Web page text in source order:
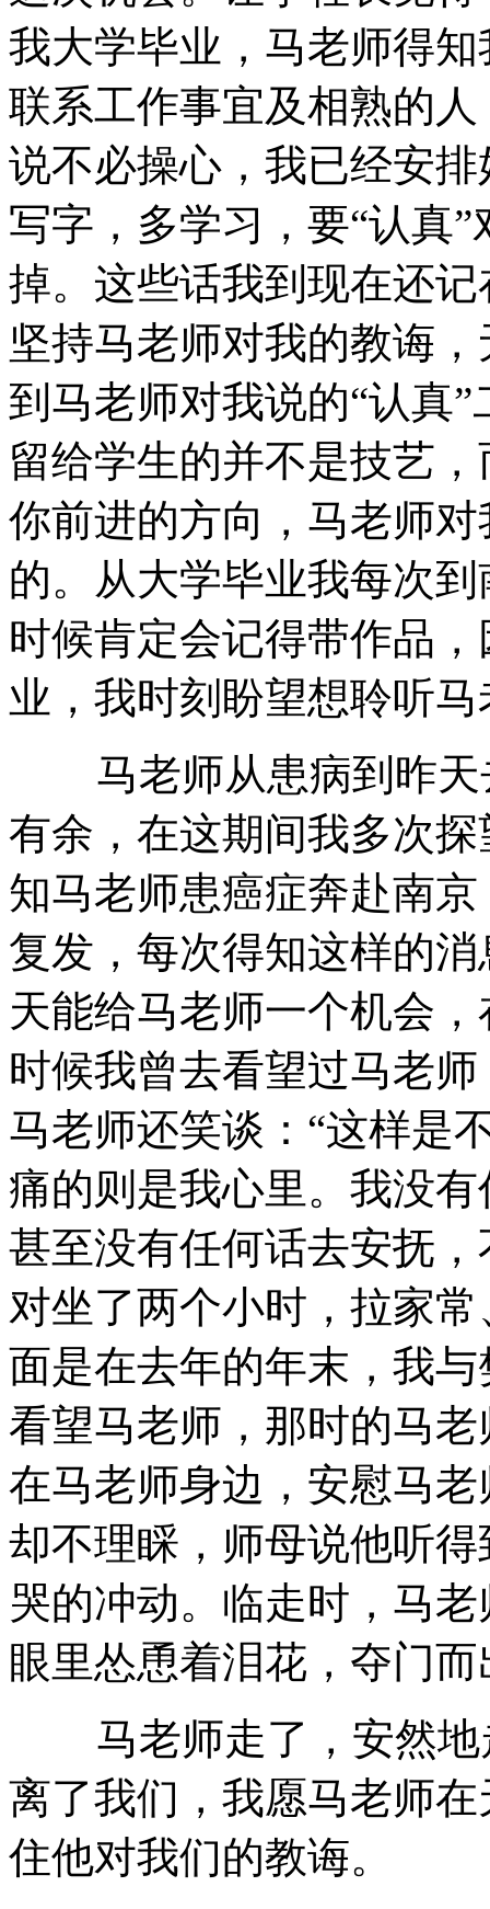
我大学毕业，马老师得
联系工作事宜及相熟的
说不必操心，我已经安
写字，多学习，要“认真
掉。这些话我到现在还
坚持马老师对我的教诲
到马老师对我说的“认真
留给学生的并不是技艺
你前进的方向，马老师
的。从大学毕业我每次
时候肯定会记得带作品
业，我时刻盼望想聆听
马老师从患病到昨天
有余，在这期间我多次
知马老师患癌症奔赴南
复发，每次得知这样的
天能给马老师一个机会
时候我曾去看望过马老
马老师还笑谈：“这样是
痛的则是我心里。我没
甚至没有任何话去安抚
对坐了两个小时，拉家
面是在去年的年末，我
看望马老师，那时的马
在马老师身边，安慰马
却不理睬，师母说他听
哭的冲动。临走时，马
眼里怂恿着泪花，夺门
马老师走了，安然地
离了我们，我愿马老师
住他对我们的教诲。